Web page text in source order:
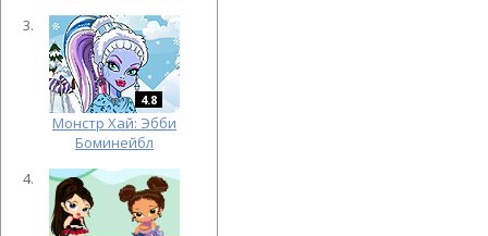
4.8
Монстр Хай: Эбби
Боминейбл